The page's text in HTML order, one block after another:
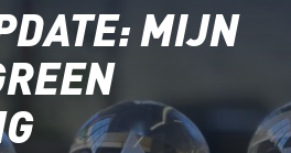
MIJN